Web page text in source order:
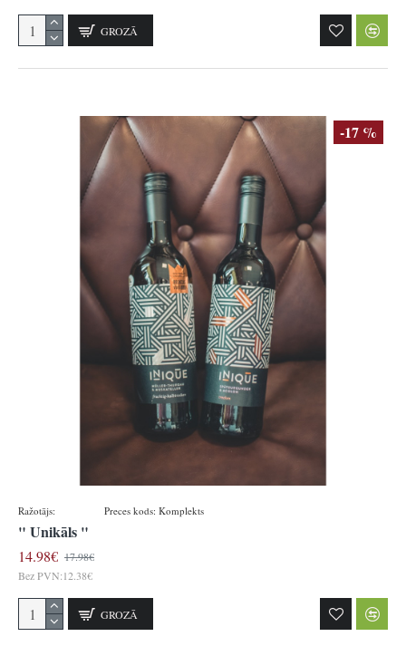
GROZĀ
-17 %
Ražotājs: Preces kods: Komplekts
" Unikāls "
14.98€ 17.98€
Bez PVN:12.38€
GROZĀ